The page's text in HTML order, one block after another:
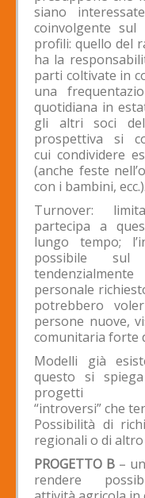
siano
coinvolgente
profili: quello del
ha la
parti coltivate in
una
quotidiana in
gli altri soci
prospettiva si
cui condividere
(anche feste
con i bambini, ecc.).
Turnover:
partecipa a
lungo tempo;
possibile
personale
potrebbero
persone nuove,
comunitaria forte
Modelli già
questo si
progetti
“introversi” che
Possibilità di
regionali o di
PROGETTO B–
rendere